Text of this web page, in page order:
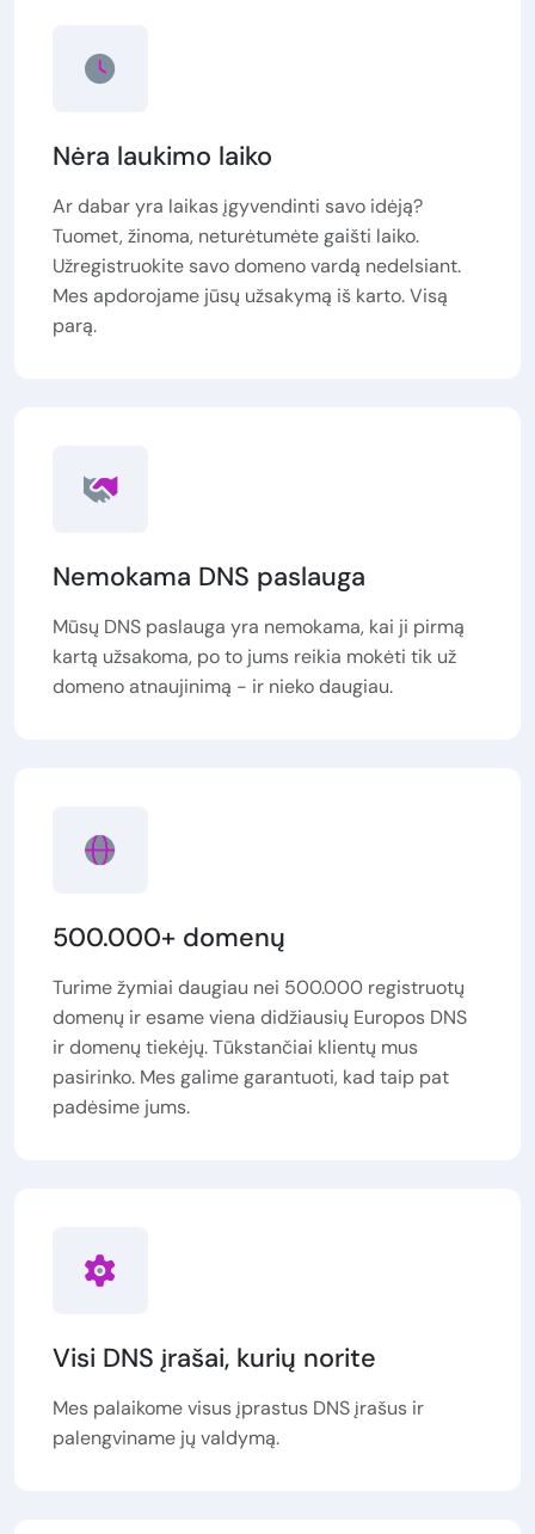
Nėra laukimo laiko
Ar dabar yra laikas įgyvendinti savo idėją?
Tuomet, žinoma, neturėtumėte gaišti laiko.
Užregistruokite savo domeno vardą nedelsiant.
Mes apdorojame jūsų užsakymą iš karto. Visą
parą.
Nemokama DNS paslauga
Mūsų DNS paslauga yra nemokama, kai ji pirmą
kartą užsakoma, po to jums reikia mokėti tik už
domeno atnaujinimą - ir nieko daugiau.
500.000+ domenų
Turime žymiai daugiau nei 500.000 registruotų
domenų ir esame viena didžiausių Europos DNS
ir domenų tiekėjų. Tūkstančiai klientų mus
pasirinko. Mes galime garantuoti, kad taip pat
padėsime jums.
Visi DNS įrašai, kurių norite
Mes palaikome visus įprastus DNS įrašus ir
palengviname jų valdymą.